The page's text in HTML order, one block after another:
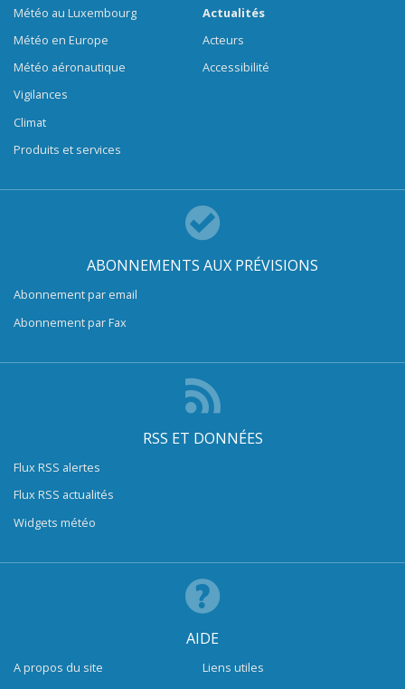
Météo au Luxembourg
Météo en Europe
Météo aéronautique
Vigilances
Climat
Produits et services
Actualités
Acteurs
Accessibilité
ABONNEMENTS AUX PRÉVISIONS
Abonnement par email
Abonnement par Fax
RSS ET DONNÉES
Flux RSS alertes
Flux RSS actualités
Widgets météo
AIDE
A propos du site
Liens utiles